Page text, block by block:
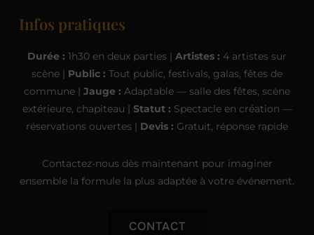
Infos pratiques
Durée : 1h30 en deux parties | Artistes : 4 artistes sur
scène | Public : Tout public, festivals, galas, fêtes de
commune | Jauge : Adaptable — salle des fêtes, scène
extérieure, chapiteau | Statut : Spectacle en création —
réservations ouvertes | Devis : Gratuit, réponse rapide
Contactez-nous dès maintenant pour imaginer
ensemble la formule la plus adaptée à votre événement.
CONTACT